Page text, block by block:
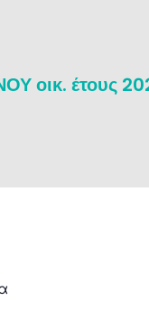
οικ. έτους